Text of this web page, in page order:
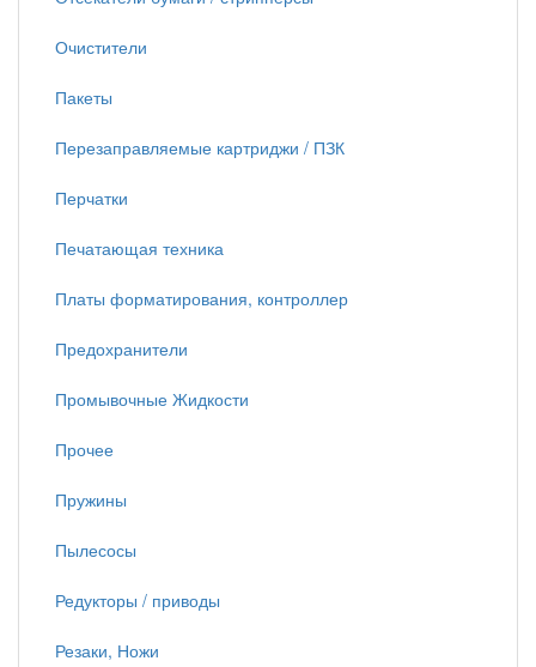
Очистители
Пакеты
Перезаправляемые картриджи / ПЗК
Перчатки
Печатающая техника
Платы форматирования, контроллер
Предохранители
Промывочные Жидкости
Прочее
Пружины
Пылесосы
Редукторы / приводы
Резаки, Ножи